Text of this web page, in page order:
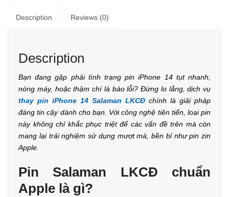
Description Reviews (0)
Description
Bạn đang gặp phải tình trạng pin iPhone 14 tụt nhanh,
nóng máy, hoặc thậm chí là báo lỗi? Đừng lo lắng, dịch vụ
thay pin iPhone 14 Salaman LKCĐ chính là giải pháp
đáng tin cậy dành cho bạn. Với công nghệ tiên tiến, loại pin
này không chỉ khắc phục triệt để các vấn đề trên mà còn
mang lại trải nghiệm sử dụng mượt mà, bền bỉ như pin zin
Apple.
Pin Salaman LKCĐ chuẩn
Apple là gì?